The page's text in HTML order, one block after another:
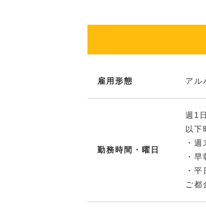
雇用形態 アル
勤務時間・曜日
週1
以下
・
・
・
ご都